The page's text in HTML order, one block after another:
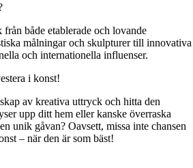
både etablerade och lovande
målningar och skulpturer till innovativa
och internationella influenser.
i konst!
av kreativa uttryck och hitta den
upp ditt hem eller kanske överraska
unik gåvan? Oavsett, missa inte chansen
– när den är som bäst!